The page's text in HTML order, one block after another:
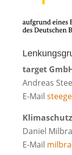
target
Andreas
E-Mail
Daniel
E-Mail